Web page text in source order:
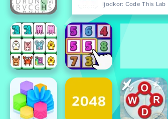
Ijodkor: Code This Lab